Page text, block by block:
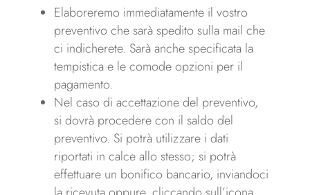
Elaboreremo immediatamente il vostro
preventivo che sarà spedito sulla mail che
ci indicherete. Sarà anche specificata la
tempistica e le comode opzioni per il
pagamento.
Nel caso di accettazione del preventivo,
si dovrà procedere con il saldo del
preventivo. Si potrà utilizzare i dati
riportati in calce allo stesso; si potrà
effettuare un bonifico bancario, inviandoci